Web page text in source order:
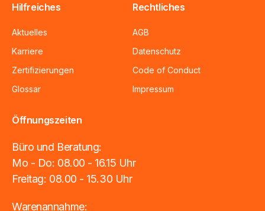
Hilfreiches
Aktuelles
Karriere
Zertifizierungen
Glossar
Rechtliches
AGB
Datenschutz
Code of Conduct
Impressum
Öffnungszeiten
Büro und Beratung:
Mo - Do: 08.00 - 16.15 Uhr
Freitag: 08.00 - 15.30 Uhr
Warenannahme: